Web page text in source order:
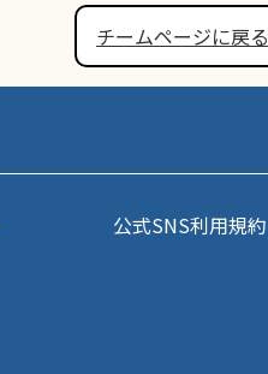
チームページに戻る
公式SNS利用規約